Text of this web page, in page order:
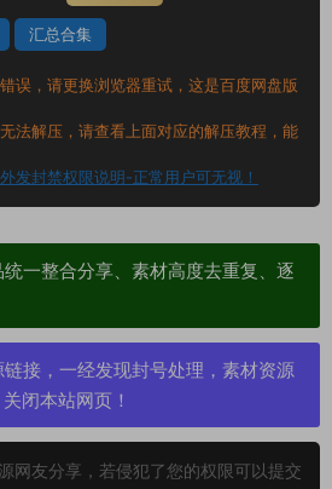
汇总合集
，请更换浏览器重试，这是百度网盘版
法解压，请查看上面对应的解压教程，能
发封禁权限说明-正常用户可无视！
一整合分享、素材高度去重复、逐
接，一经发现封号处理，素材资源
闭本站网页！
网友分享，若侵犯了您的权限可以提交